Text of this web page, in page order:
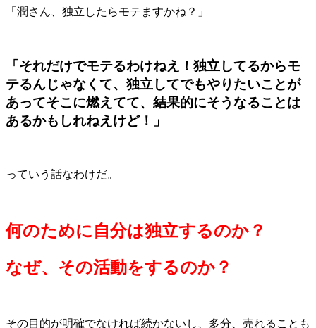
「潤さん、独立したらモテますかね？」
「それだけでモテるわけねえ！独立してるからモ
テるんじゃなくて、独立してでもやりたいことが
あってそこに燃えてて、結果的にそうなることは
あるかもしれねえけど！」
っていう話なわけだ。
何のために自分は独立するのか？
なぜ、その活動をするのか？
その目的が明確でなければ続かないし、多分、売れることも